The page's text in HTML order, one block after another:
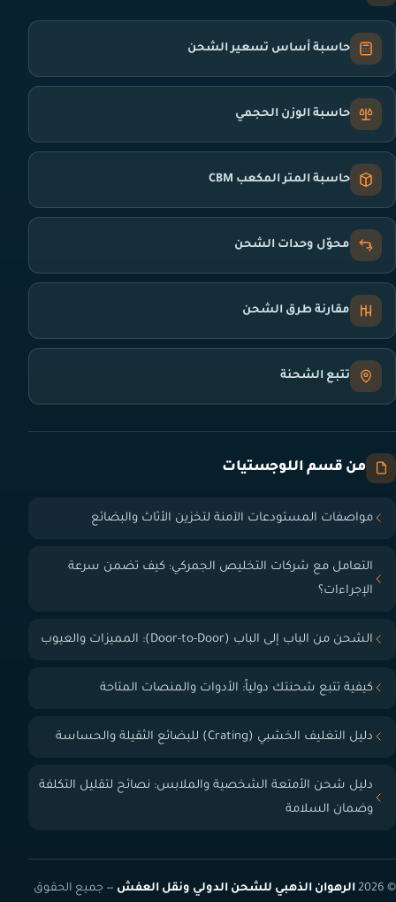
حاسبة أساس تسعير الشحن
حاسبة الوزن الحجمي
حاسبة المتر المكعب CBM
محوّل وحدات الشحن
مقارنة طرق الشحن
تتبع الشحنة
من قسم اللوجستيات
مواصفات المستودعات الآمنة لتخزين الأثاث والبضائع
التعامل مع شركات التخليص الجمركي: كيف تضمن سرعة
الإجراءات؟
الشحن من الباب إلى الباب (Door-to-Door): المميزات والعيوب
كيفية تتبع شحنتك دولياً: الأدوات والمنصات المتاحة
دليل التغليف الخشبي (Crating) للبضائع الثقيلة والحساسة
دليل شحن الأمتعة الشخصية والملابس: نصائح لتقليل التكلفة
وضمان السلامة
© 2026 الرهوان الذهبي للشحن الدولي ونقل العفش — جميع الحقوق